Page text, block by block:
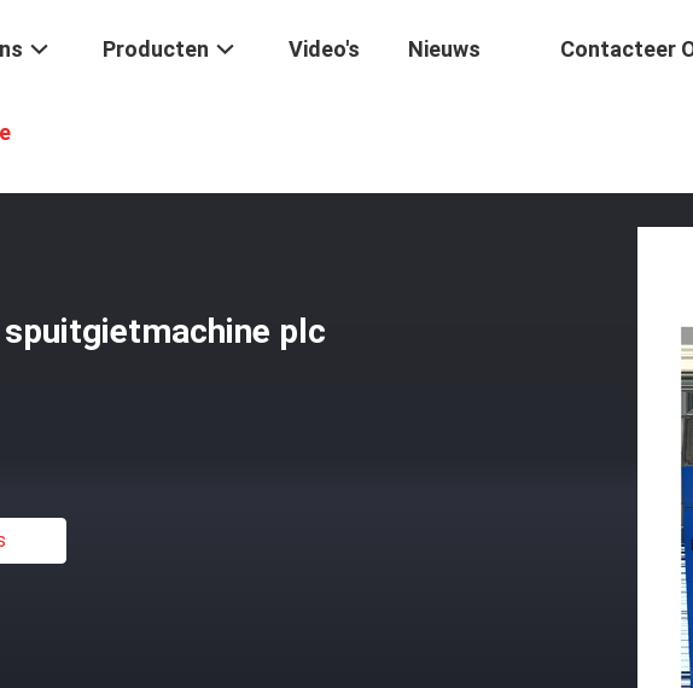
Producten Video's Nieuws Contacteer
Verticale Spuitgietmachine Plc Controle 10KW
plc